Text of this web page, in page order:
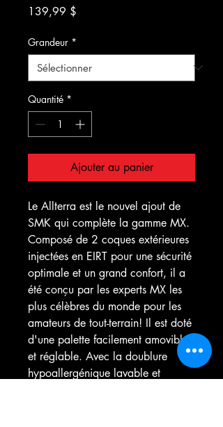
139,99 $
Grandeur *
Quantité *
Ajouter au panier
Le Allterra est le nouvel ajout de
SMK qui complète la gamme MX.
Composé de 2 coques extérieures
injectées en EIRT pour une sécurité
optimale et un grand confort, il a
été conçu par les experts MX les
plus célèbres du monde pour les
amateurs de tout-terrain! Il est doté
d'une palette facilement amovible
et réglable. Avec la doublure
hypoallergénique lavable et